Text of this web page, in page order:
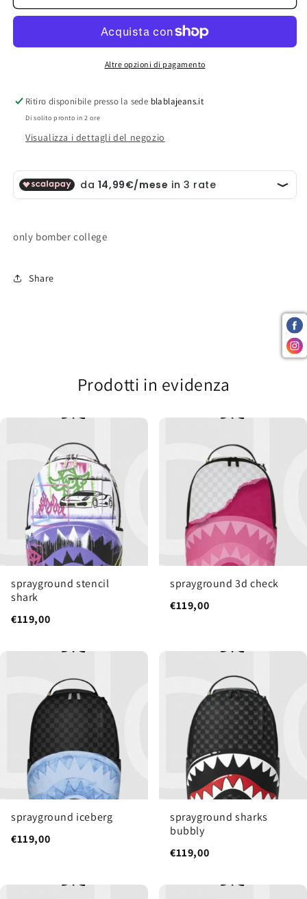
bomber
bomber
Altre opzioni di pagamento
Ritiro disponibile presso la sede blablajeans.it
Di solito pronto in 2 ore
Visualizza i dettagli del negozio
only bomber college
Share
Prodotti in evidenza
sprayground stencil
shark
€119,00
sprayground 3d check
€119,00
sprayground iceberg
€119,00
sprayground sharks
bubbly
€119,00